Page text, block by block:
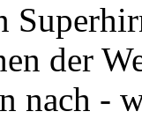
der
nach -